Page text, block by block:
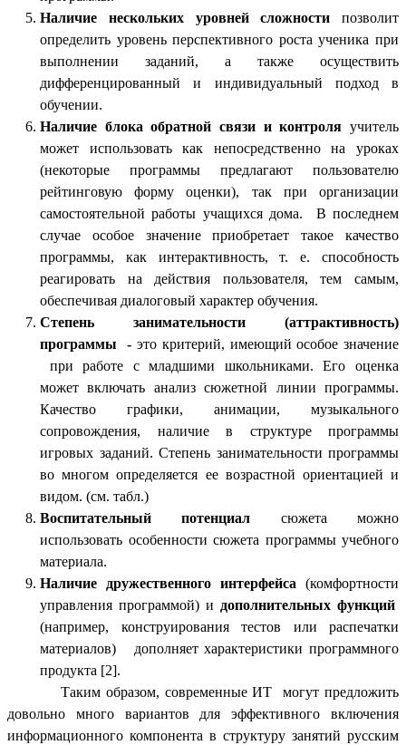
Наличие нескольких уровней сложности позволит
определить уровень перспективного роста ученика при
выполнении заданий, а также осуществить
дифференцированный и индивидуальный подход в
обучении.
Наличие блока обратной связи и контроля учитель
может использовать как непосредственно на уроках
(некоторые программы предлагают пользователю
рейтинговую форму оценки), так при организации
самостоятельной работы учащихся дома. В последнем
случае особое значение приобретает такое качество
программы, как интерактивность, т. е. способность
реагировать на действия пользователя, тем самым,
обеспечивая диалоговый характер обучения.
Степень занимательности (аттрактивность)
программы -это критерий, имеющий особое значение
при работе с младшими школьниками. Его оценка
может включать анализ сюжетной линии программы.
Качество графики, анимации, музыкального
сопровождения, наличие в структуре программы
игровых заданий. Степень занимательности программы
во многом определяется ее возрастной ориентацией и
видом. (см. табл.)
Воспитательный потенциал сюжета можно
использовать особенности сюжета программы учебного
материала.
Наличие дружественного интерфейса (комфортности
управления программой) и дополнительных функций
(например, конструирования тестов или распечатки
материалов) дополняет характеристики программного
продукта [2].
Таким образом, современные ИТ могут предложить
довольно много вариантов для эффективного включения
информационного компонента в структуру занятий русским